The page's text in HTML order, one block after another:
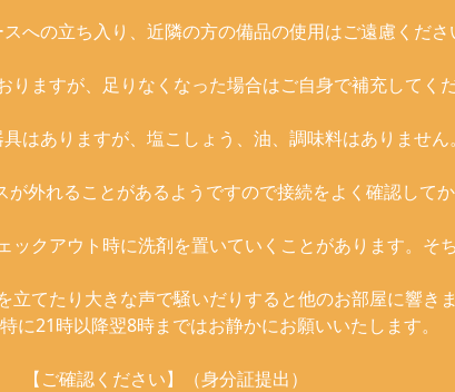
への立ち入り、近隣の方の備品の使用はご遠慮くださ
ますが、足りなくなった場合はご自身で補充してくだ
はありますが、塩こしょう、油、調味料はありません。
外れることがあるようですので接続をよく確認して
クアウト時に洗剤を置いていくことがあります。そ
てたり大きな声で騒いだりすると他のお部屋に響き
に21時以降翌8時まではお静かにお願いいたします。
【ご確認ください】（身分証提出）